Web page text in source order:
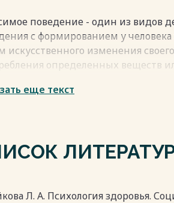
поведение - один из видов
с формированием у
искусственного изменения
определенных веществ
эмоций" [6, с. 34].
аддиктивного поведения
поведение, которое
еще текст
Л. А. Психология здоровья.